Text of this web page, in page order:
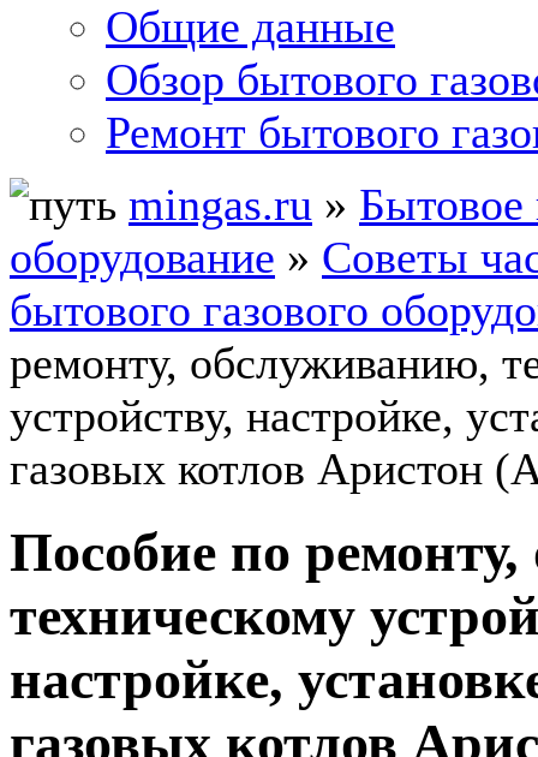
Общие данные
Обзор бытового
Ремонт бытового
mingas.ru » Бытовое
оборудование » Советы
бытового газового
ремонту, обслуживанию,
устройству, настройке,
газовых котлов Аристон
Пособие по
техническому
настройке,
газовых котлов